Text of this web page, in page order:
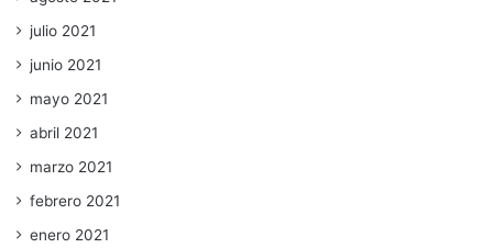
julio 2021
junio 2021
mayo 2021
abril 2021
marzo 2021
febrero 2021
enero 2021